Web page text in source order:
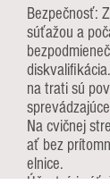
Bezpečnosť:
súťažou a
na trati sú
Na cvičnej
ať bez
elnice.
Účastníci